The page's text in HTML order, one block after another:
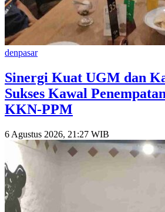
denpasar
Sinergi Kuat UGM dan
Sukses Kawal
KKN-PPM
6 Agustus 2026, 21:27 WIB